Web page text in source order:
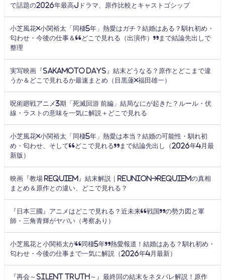
で話題の2026年最高Jドラマ、原作比較とキャストゴシップ
小芝風花×小関裕太「同棲5年」熱愛はガチ？結婚はある？馴れ初め・
匂わせ・今後の仕事＆“どこで見れる（出演作）”まで結論先出しで
整理
実写映画『SAKAMOTO DAYS』結末どうなる？原作とどこまで違
うか＆どこで見れるか最速まとめ（目黒蓮×福田雄一）
呪術廻戦アニメ3期「死滅回游 前編」結局なにが起きた？ルール・伏
線・ラストの意味を一気に解説＋どこで見れる
小芝風花×小関裕太「同棲5年」熱愛は本当？結婚の可能性・馴れ初
め・匂わせ、そして“どこで見れる”まで結論先出し（2026年4月最
新版）
映画『教場 Requiem』結末解説｜Reunion→Requiemの真相
まとめ＆原作との違い、どこで見れる？
『日本三國』アニメはどこで見れる？近未来“戦国”の勢力図と軍
師・三角青輝がヤバい（考察あり）
小芝風花と小関裕太が“同棲5年”熱愛報道！結婚はある？馴れ初め・
匂わせ・今後の仕事まで一気に解説（2026年4月最新）
『再会～Silent Truth～』最終回の結末をネタバレ解説！原作